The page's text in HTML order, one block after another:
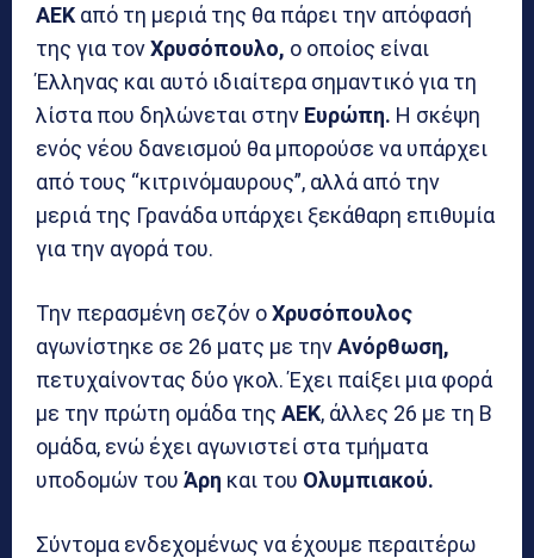
ΑΕΚ από τη μεριά της θα πάρει την απόφασή
της για τονΧρυσόπουλο, ο οποίος είναι
Έλληνας και αυτό ιδιαίτερα σημαντικό για τη
λίστα που δηλώνεται στην Ευρώπη. Η σκέψη
ενός νέου δανεισμού θα μπορούσε να υπάρχει
από τους “κιτρινόμαυρους”, αλλά από την
μεριά της Γρανάδα υπάρχει ξεκάθαρη επιθυμία
για την αγορά του.
Την περασμένη σεζόν οΧρυσόπουλος
αγωνίστηκε σε 26 ματς με τηνΑνόρθωση,
πετυχαίνοντας δύο γκολ. Έχει παίξει μια φορά
με την πρώτη ομάδα της ΑΕΚ, άλλες 26 με τη Β
ομάδα, ενώ έχει αγωνιστεί στα τμήματα
υποδομών του Άρη και του Ολυμπιακού.
Σύντομα ενδεχομένως να έχουμε περαιτέρω